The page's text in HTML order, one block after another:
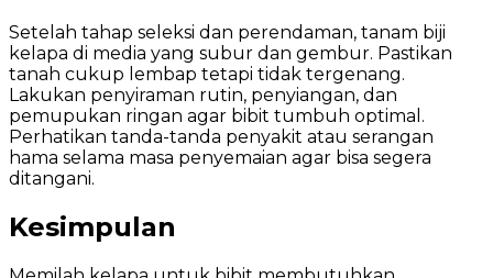
Setelah tahap seleksi dan perendaman, tanam biji
kelapa di media yang subur dan gembur. Pastikan
tanah cukup lembap tetapi tidak tergenang.
Lakukan penyiraman rutin, penyiangan, dan
pemupukan ringan agar bibit tumbuh optimal.
Perhatikan tanda-tanda penyakit atau serangan
hama selama masa penyemaian agar bisa segera
ditangani.
Kesimpulan